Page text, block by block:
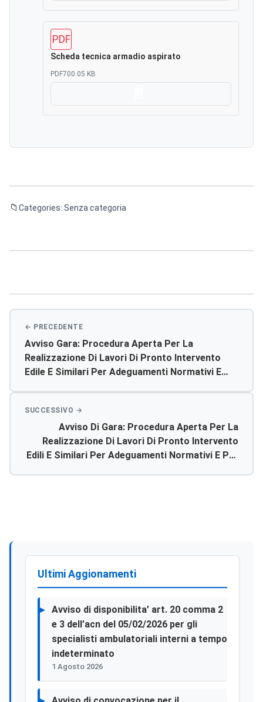
PDF
Scheda tecnica armadio aspirato
PDF700.05 KB
Categories: Senza categoria
Avviso Gara: Procedura Aperta Per La
Realizzazione Di Lavori Di Pronto Intervento
Edile E Similari Per Adeguamenti Normativi E
Qualsiasi Titolo, All’asp Di Agrigento Cig N.
6442369b12Avviso Di Gara: Procedura Aperta Per La
Realizzazione Di Lavori Di Pronto Intervento
Edili E Similari Per Adeguamenti Normativi E Per
Ultimi Aggionamenti
Avviso di disponibilita’ art. 20 comma 2
e 3 dell’acn del 05/02/2026 per gli
specialisti ambulatoriali interni a tempo
indeterminato
1 Agosto 2026